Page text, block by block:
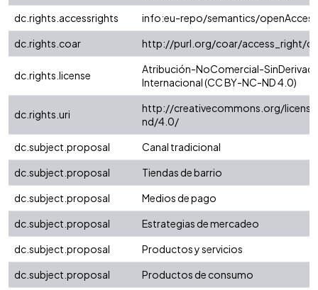
dc.rights.accessrights
info:eu-repo/semantics/openAccess
dc.rights.coar
http://purl.org/coar/access_right/
dc.rights.license
Atribución-NoComercial-
Internacional (CC BY-NC-ND 4.0)
dc.rights.uri
http://creativecommons.org/
nd/4.0/
dc.subject.proposal
Canal tradicional
dc.subject.proposal
Tiendas de barrio
dc.subject.proposal
Medios de pago
dc.subject.proposal
Estrategias de mercadeo
dc.subject.proposal
Productos y servicios
dc.subject.proposal
Productos de consumo